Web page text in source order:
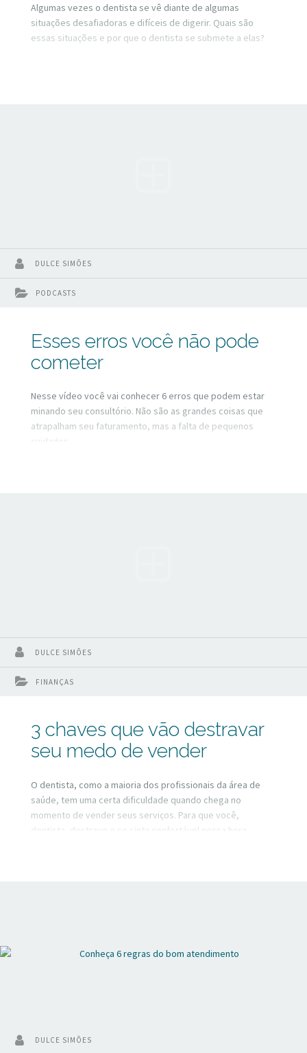
Algumas vezes o dentista se vê diante de algumas
situações desafiadoras e difíceis de digerir. Quais são
essas situações e por que o dentista se submete a elas?
PODCASTS
DULCE SIMÕES
Esses erros você não pode
cometer
Nesse vídeo você vai conhecer 6 erros que podem estar
minando seu consultório. Não são as grandes coisas que
atrapalham seu faturamento, mas a falta de pequenos
cuidados.
FINANÇAS
DULCE SIMÕES
3 chaves que vão destravar
seu medo de vender
O dentista, como a maioria dos profissionais da área de
saúde, tem uma certa dificuldade quando chega no
momento de vender seus serviços. Para que você,
dentista, destrave e se sinta confortável nessa hora,
DULCE SIMÕES